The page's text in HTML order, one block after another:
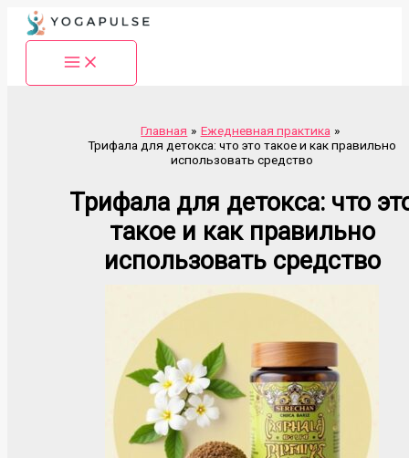
Перейти
содержимому
Главная
Ежедневная практика
Трифала для детокса: что это такое и как правильно
использовать средство
Трифала для детокса: что
такое и как правильно
использовать средство